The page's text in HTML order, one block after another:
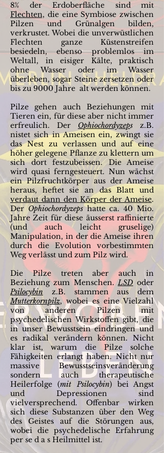
8% der Erdoberfläche sind mit
Flechten, die eine Symbiose zwischen
Pilzen und Grünalgen bilden,
verkrustet. Wobei die unverwüstlichen
Flechten ganze Küstenstreifen
besiedeln, ebenso problemlos im
Weltall, in eisiger Kälte, praktisch
ohne Wasser oder im Wasser
überleben, sogar Steine zersetzen oder
bis zu 9000 Jahre alt werden können.
Pilze gehen auch Beziehungen mit
Tieren ein, für diese aber nicht immer
erfreulich. Der Ophiochordyzeps z.B.
nistet sich in Ameisen ein, zwingt sie
das Nest zu verlassen und auf eine
höher gelegene Pflanze zu klettern um
sich dort festzubeissen. Die Ameise
wird quasi ferngesteuert. Nun wächst
ein Pilzfruchtkörper aus der Ameise
heraus, heftet sie an das Blatt und
verdaut dann den Körper der Ameise.
Der Ophiochordyzepshatte ca. 40 Mio.
Jahre Zeit für diese äusserst raffinierte
(und auch leicht gruselige)
Manipulation, in der die Ameise ihren
durch die Evolution vorbestimmten
Weg verlässt und zum Pilz wird.
Die Pilze treten aber auch in
Beziehung zum Menschen.LSDoder
Psilocybin z.B. stammen aus dem
Mutterkornpilz, wobei es eine Vielzahl
von anderen Pilzen mit
psychedelischen Wirkstoffen gibt, die
in unser Bewusstsein eindringen und
es radikal verändern können. Nicht
klar ist, warum die Pilze solche
Fähigkeiten erlangt haben. Nicht nur
massive Bewusstseinsveränderung
sondern auch therapeutische
Heilerfolge (mit Psilocybin) bei Angst
und Depressionen sind
vielversprechend. Offenbar wirken
sich diese Substanzen über den Weg
des Geistes auf die Störungen aus,
wobei die psychedelische Erfahrung
per se d a s Heilmittel ist.